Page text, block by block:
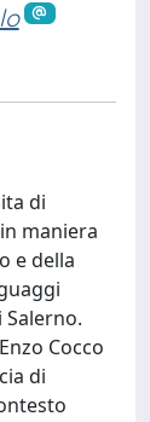
di
maniera
e della
Cocco
di